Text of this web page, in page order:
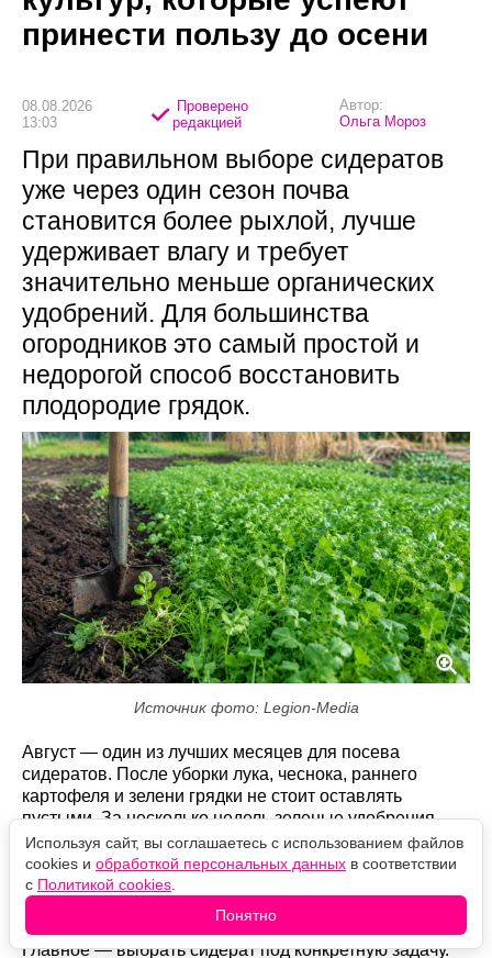
принести пользу до осени
08.08.2026
13:03
Проверено
редакцией
Автор:
Ольга Мороз
При правильном выборе сидератов
уже через один сезон почва
становится более рыхлой, лучше
удерживает влагу и требует
значительно меньше органических
удобрений. Для большинства
огородников это самый простой и
недорогой способ восстановить
плодородие грядок.
Источник фото: Legion-Media
Август — один из лучших месяцев для посева
сидератов. После уборки лука, чеснока, раннего
картофеля и зелени грядки не стоит оставлять
пустыми. За несколько недель зеленые удобрения
успевают нарастить хорошую массу, подавляют
сорняки, защищают почву от пересыхания и
вымывания питательных веществ, а некоторые
культуры еще и помогают уменьшить количество
почвенных вредителей и возбудителей болезней.
Главное — выбрать сидерат под конкретную задачу.
Используя сайт, вы соглашаетесь с использованием файлов
cookies и обработкой персональных данных в соответствии
с Политикой cookies
Понятно